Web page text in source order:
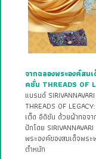
จากฉลองพระองค์สม
คชั่น THREADS OF
แบรนด์
THREADS OF
เต็ด อิดิชัน ด้วยผ้าทอจา
ปักโดย
พระองค์ของสมเด็จพร
ตำหนัก